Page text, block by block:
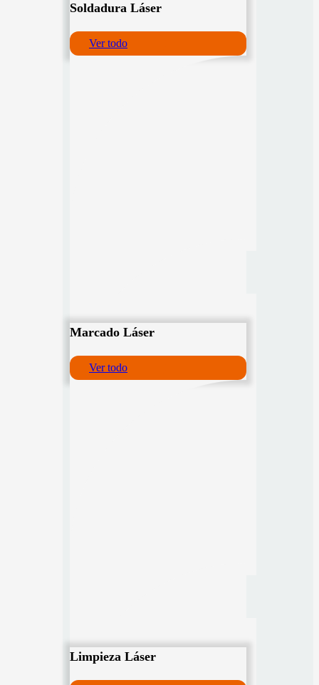
Soldadura Láser
Ver todo
Marcado Láser
Ver todo
Limpieza Láser